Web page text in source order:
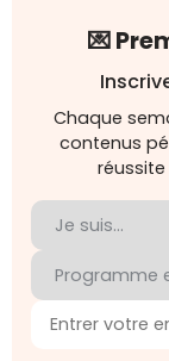
💌
Chaque
contenus